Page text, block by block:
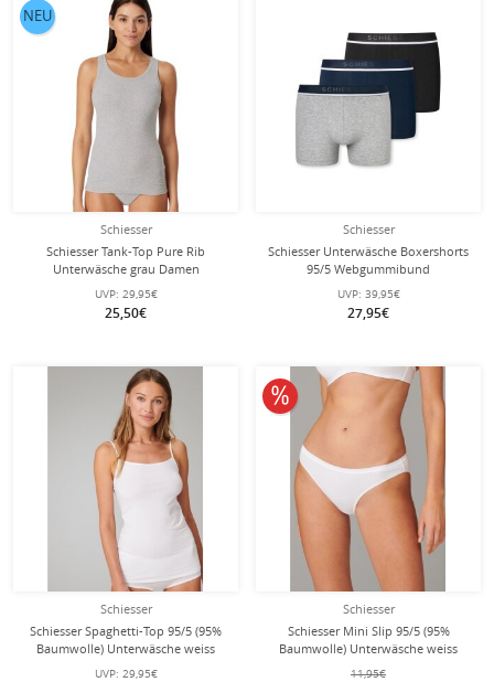
Schiesser
Schiesser Tank-Top Pure Rib
Unterwäsche grau Damen
UVP: 29,95€
25,50€
NEU
Schiesser
Schiesser Unterwäsche Boxershorts
95/5 Webgummibund
schwarz/blau/grau Herren - 3 Stück
UVP: 39,95€
27,95€
Schiesser
Schiesser Spaghetti-Top 95/5 (95%
Baumwolle) Unterwäsche weiss
Damen - 2er Pack
UVP: 29,95€
Schiesser
Schiesser Mini Slip 95/5 (95%
Baumwolle) Unterwäsche weiss
Damen - 2er Pack
11,95€
10% reduziert